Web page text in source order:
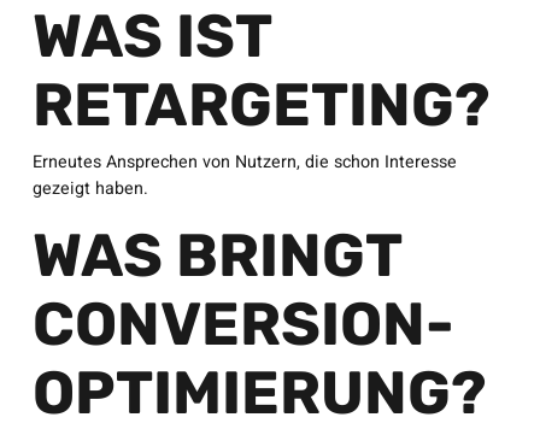
WAS IST
RETARGETING?
Erneutes Ansprechen von Nutzern, die schon Interesse
gezeigt haben.
WAS BRINGT
CONVERSION-
OPTIMIERUNG?